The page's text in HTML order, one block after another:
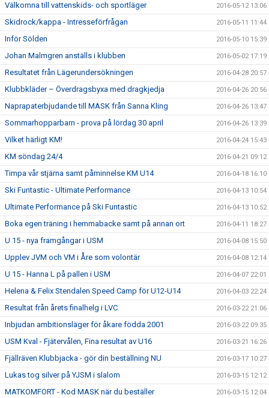
Välkomna till vattenskids- och sportläger 2016-05-12 13:06
Skidrock/kappa - Intresseförfrågan 2016-05-11 11:44
Inför Sölden 2016-05-10 15:39
Johan Malmgren anställs i klubben 2016-05-02 17:19
Resultatet från Lägerundersökningen 2016-04-28 20:57
Klubbkläder – Överdragsbyxa med dragkjedja 2016-04-26 20:56
Naprapaterbjudande till MASK från Sanna Kling 2016-04-26 13:47
Sommarhopparbarn - prova på lördag 30 april 2016-04-26 13:39
Vilket härligt KM! 2016-04-24 15:43
KM söndag 24/4 2016-04-21 09:12
Timpa vår stjärna samt påminnelse KM U14 2016-04-18 16:10
Ski Funtastic - Ultimate Performance 2016-04-13 10:54
Ultimate Performance på Ski Funtastic 2016-04-13 10:52
Boka egen träning i hemmabacke samt på annan ort 2016-04-11 18:27
U 15 - nya framgångar i USM 2016-04-08 15:50
Upplev JVM och VM i Åre som volontär 2016-04-08 12:14
U 15 - Hanna L på pallen i USM 2016-04-07 22:01
Helena & Felix Stendalen Speed Camp för U12-U14 2016-04-03 22:24
Resultat från årets finalhelg i LVC 2016-03-22 21:06
Inbjudan ambitionsläger för åkare födda 2001 2016-03-22 09:35
USM Kval - Fjätervålen, Fina resultat av U16 2016-03-21 16:26
Fjällräven Klubbjacka - gör din beställning NU 2016-03-17 10:27
Lukas tog silver på YJSM i slalom 2016-03-15 12:12
MATKOMFORT - Kod MASK när du beställer 2016-03-15 12:04